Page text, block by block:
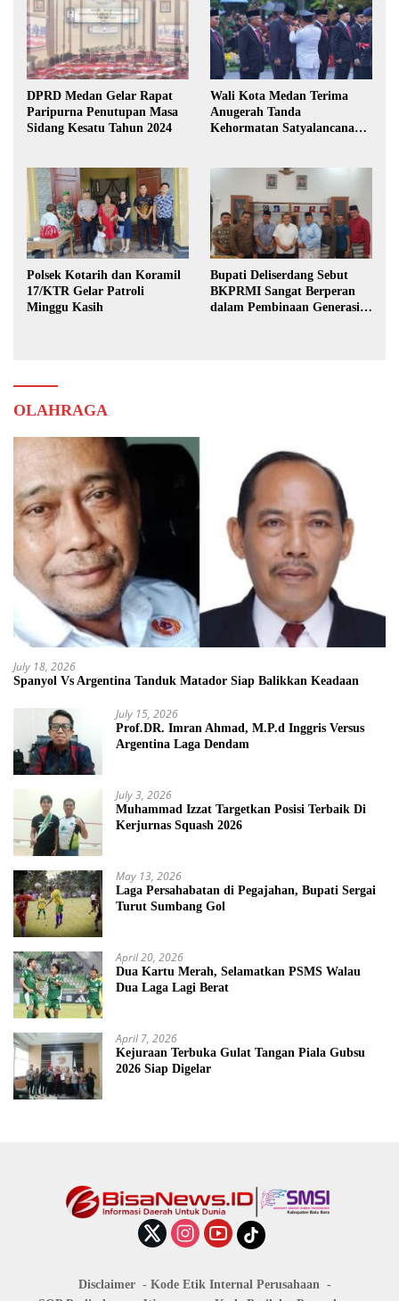
DPRD Medan Gelar Rapat
Paripurna Penutupan Masa
Sidang Kesatu Tahun 2024
Wali Kota Medan Terima
Anugerah Tanda
Kehormatan Satyalancana
Polsek Kotarih dan Koramil
17/KTR Gelar Patroli
Minggu Kasih
Bupati Deliserdang Sebut
BKPRMI Sangat Berperan
dalam Pembinaan Generasi
OLAHRAGA
July 18, 2026
Spanyol Vs Argentina Tanduk Matador Siap Balikkan Keadaan
July 15, 2026
Prof.DR. Imran Ahmad, M.P.d Inggris Versus
Argentina Laga Dendam
July 3, 2026
Muhammad Izzat Targetkan Posisi Terbaik Di
Kerjurnas Squash 2026
May 13, 2026
Laga Persahabatan di Pegajahan, Bupati Sergai
Turut Sumbang Gol
April 20, 2026
Dua Kartu Merah, Selamatkan PSMS Walau
Dua Laga Lagi Berat
April 7, 2026
Kejuraan Terbuka Gulat Tangan Piala Gubsu
2026 Siap Digelar
Disclaimer
Kode Etik Internal Perusahaan